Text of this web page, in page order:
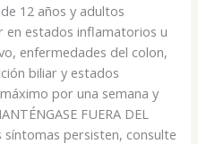
12 años y adultos
en estados inflamatorios u
enfermedades del colon,
biliar y estados
por una semana y
FUERA DEL
síntomas persisten, consulte